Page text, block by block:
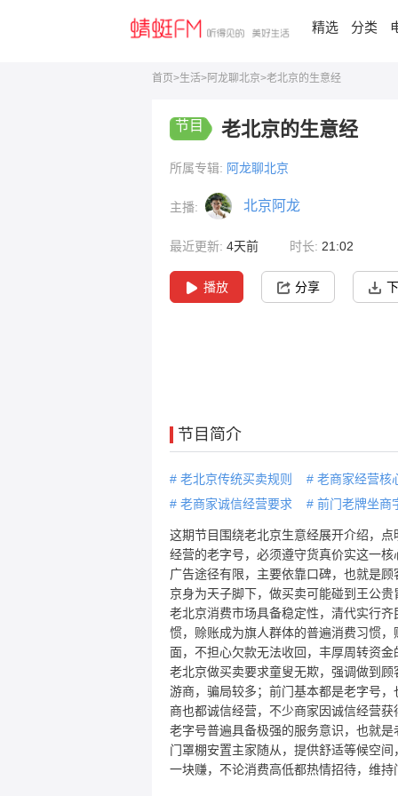
精选 分类
首页>生活>阿龙聊北京>老北京的生意经
节目 老北京的生意经
所属专辑: 阿龙聊北京
主播: 北京阿龙
最近更新: 4天前 时长: 21:02
播放 分享
节目简介
# 老北京传统买卖规则 # 老商家经营核
# 老商家诚信经营要求 # 前门老牌坐商
这期节目围绕老北京生意经展开介绍，
经营的老字号，必须遵守货真价实这一
广告途径有限，主要依靠口碑，也就是
京身为天子脚下，做买卖可能碰到王公
老北京消费市场具备稳定性，清代实行
惯，赊账成为旗人群体的普遍消费习惯
面，不担心欠款无法收回，丰厚周转资
老北京做买卖要求童叟无欺，强调做到
游商，骗局较多；前门基本都是老字号
商也都诚信经营，不少商家因诚信经营
老字号普遍具备极强的服务意识，也就
门罩棚安置主家随从，提供舒适等候空
一块赚，不论消费高低都热情招待，维